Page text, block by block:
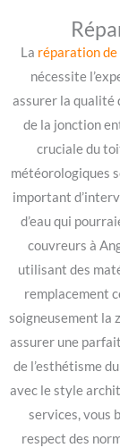
La réparation
nécessite
assurer la qualité
de la jonction
cruciale du
météorologiques
important
d’eau qui
couvreurs à
utilisant des
remplacement
soigneusement la
assurer une
de l’esthétisme
avec le style
services, vous
respect des